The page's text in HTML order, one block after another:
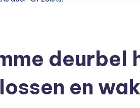
deurbel
en